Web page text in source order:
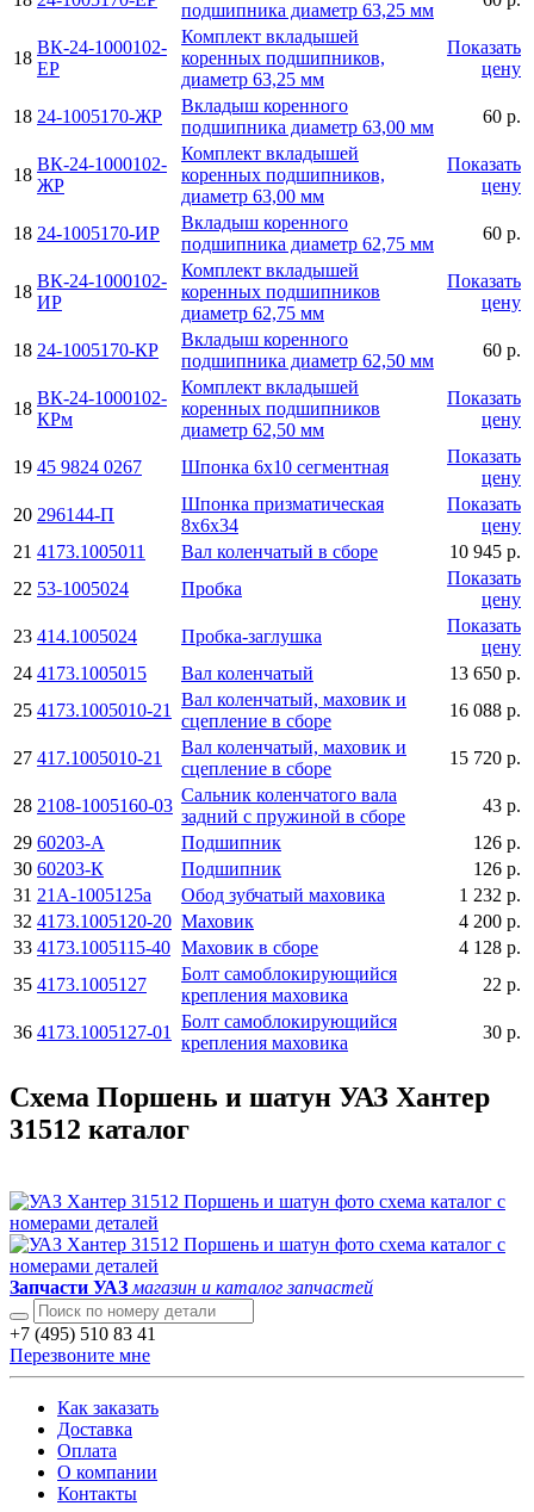
подшипника диаметр 63,25 мм
18
ВК-24-1000102-
ЕР
Комплект вкладышей
коренных подшипников,
диаметр 63,25 мм
Показать
цену
18 24-1005170-ЖР
Вкладыш коренного
подшипника диаметр 63,00 мм
60 р.
18
ВК-24-1000102-
ЖР
Комплект вкладышей
коренных подшипников,
диаметр 63,00 мм
Показать
цену
18 24-1005170-ИР
Вкладыш коренного
подшипника диаметр 62,75 мм
60 р.
18
ВК-24-1000102-
ИР
Комплект вкладышей
коренных подшипников
диаметр 62,75 мм
Показать
цену
18 24-1005170-КР
Вкладыш коренного
подшипника диаметр 62,50 мм
60 р.
18
ВК-24-1000102-
КРм
Комплект вкладышей
коренных подшипников
диаметр 62,50 мм
Показать
цену
19 45 9824 0267 Шпонка 6х10 сегментная
Показать
цену
20 296144-П
Шпонка призматическая
8х6х34
Показать
цену
21 4173.1005011 Вал коленчатый в сборе
10 945 р.
22 53-1005024 Пробка
Показать
цену
23 414.1005024 Пробка-заглушка
Показать
цену
24 4173.1005015 Вал коленчатый
13 650 р.
25 4173.1005010-21
Вал коленчатый, маховик и
сцепление в сборе
16 088 р.
27 417.1005010-21
Вал коленчатый, маховик и
сцепление в сборе
15 720 р.
28 2108-1005160-03
Сальник коленчатого вала
задний с пружиной в сборе
43 р.
29 60203-А Подшипник
126 р.
30 60203-К Подшипник
126 р.
31 21А-1005125а Обод зубчатый маховика
1 232 р.
32 4173.1005120-20 Маховик
4 200 р.
33 4173.1005115-40 Маховик в сборе
4 128 р.
35 4173.1005127
Болт самоблокирующийся
крепления маховика
22 р.
36 4173.1005127-01
Болт самоблокирующийся
крепления маховика
30 р.
Схема Поршень и шатун УАЗ Хантер
31512 каталог
Запчасти УАЗ магазин и каталог запчастей
+7 (495) 510 83 41
Перезвоните мне
Как заказать
Доставка
Оплата
О компании
Контакты